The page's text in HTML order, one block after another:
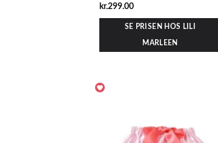
kr.299.00
SE PRISEN HOS LILI
MARLEEN